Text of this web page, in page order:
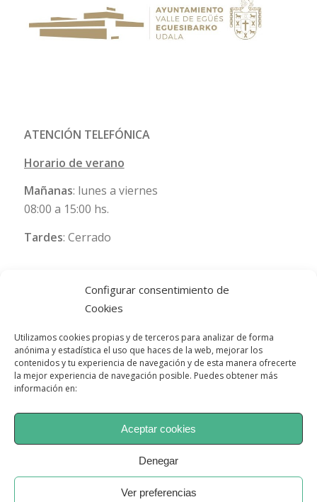
Configurar consentimiento de
Cookies
Utilizamos cookies propias y de terceros para analizar de forma
anónima y estadística el uso que haces de la web, mejorar los
contenidos y tu experiencia de navegación y de esta manera ofrecerte
la mejor experiencia de navegación posible. Puedes obtener más
información en:
Aceptar cookies
Denegar
Ver preferencias
ATENCIÓN TELEFÓNICA
Horario de verano
Mañanas: lunes a viernes
08:00 a 15:00 hs.
Tardes: Cerrado
© Copyright - Psimae, Instituto de psicología jurídica y forense